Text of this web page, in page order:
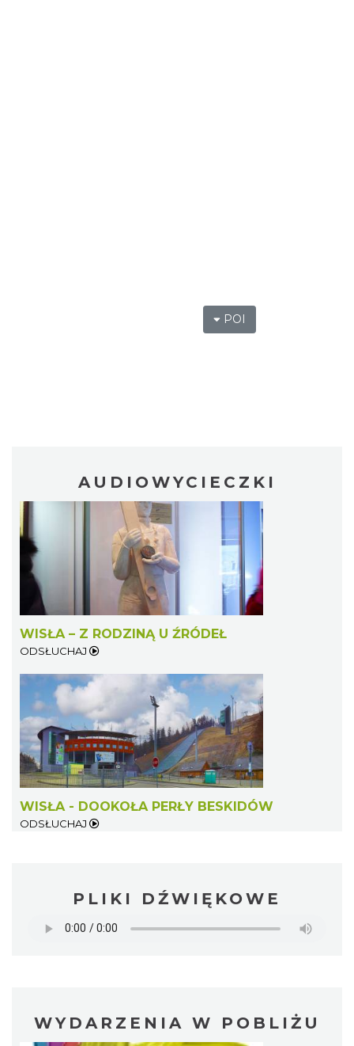
POI
AUDIOWYCIECZKI
WISŁA – Z RODZINĄ U ŹRÓDEŁ
ODSŁUCHAJ
WISŁA - DOOKOŁA PERŁY BESKIDÓW
ODSŁUCHAJ
PLIKI DŹWIĘKOWE
WYDARZENIA W POBLIŻU